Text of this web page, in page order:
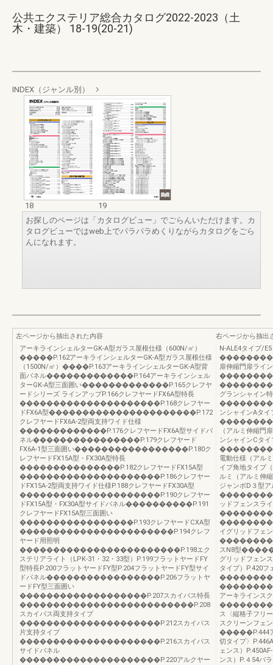
公共エクステリア総合カタログ2022-2023（土
木・建築） 18-19(20-21)
INDEX（ジャンル別）
18
19
お探しのページは「カタログビュー」でごらんいただけます。カ
タログビューではweb上でパラパラめくりながらカタログをごら
んになれます。
左ページから抽出された内容
アーキラインシェルターGK-A型ガラス屋根仕様（600N/㎡）
�����P.162アーキラインシェルターGK-A型ガラス屋根仕様
（1500N/㎡）����P.163アーキラインシェルターGK-A型背
面パネル�������������P.164アーキラインシェル
ターGK-A型三面囲い�������������P.165クレフヤ
ードシリーズ ラインアップP.166クレフヤードFX6A型特長
���������������������P.168クレフヤー
ドFX6A型����������������������P.172
クレフヤードFX6A-2型両支持ワイド仕様
�������������P.176クレフヤードFX6A型サイドパ
ネル����������������P.179クレフヤード
FX6A-1型三面囲い�����������������P.180ク
レフヤードFX15A型・FX30A型特長
���������������P.182クレフヤードFX15A型
���������������������P.186クレフヤー
ドFX15A-2型両支持ワイド仕様P.188クレフヤードFX30A型
���������������������P.190クレフヤー
ドFX15A型・FX30A型サイドパネル����������P.191
クレフヤードFX15A型三面囲い
�����������������P.193クレフヤードCXA型
�����������������������P.194クレフ
ヤード用照明
������������������������P.198エク
ステリアライト（LPK-31・32・33型）P.199フラットヤードFY
型特長P.200フラットヤードFY型P.204フラットヤードFY型サイ
ドパネル�����������������P.206フラットヤ
ードFY型三面囲い
�������������������P.207スカイパス特長
��������������������������P.208
スカイパス両支持タイプ
���������������������P.212スカイパス
片支持タイプ
���������������������P.216スカイパス
サイドパネル
���������������������P.220アルクヤー
右ページから抽出
N-ALE4タイプ/
扉伸縮門扉ライ
グランシャイン
ンシャインAタ
（アルミ伸
ンシャインCタ
電動仕様（アル
イプ角地タイプ
ルミ（アルミ
ジャンボD３型
ッドフェンスラ
イグリッドフェ
スN8型
グリッドフェン
タイプ）P.420
アーキラインス
ス〈縦格子フリ
スクリーンフェ
�����P.444ア
切タイプ〉
ェンス）
ンス）P.４54パ